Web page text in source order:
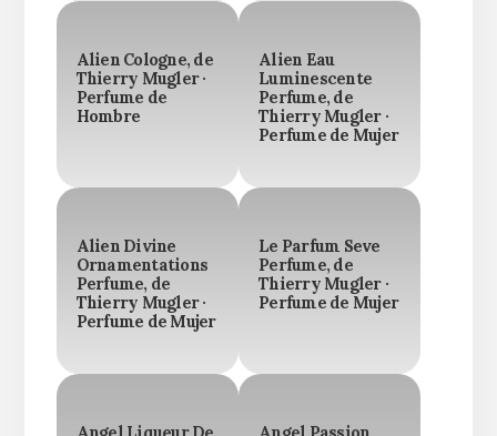
Alien Cologne, de
Thierry Mugler ·
Perfume de
Hombre
Alien Eau
Luminescente
Perfume, de
Thierry Mugler ·
Perfume de Mujer
Alien Divine
Ornamentations
Perfume, de
Thierry Mugler ·
Perfume de Mujer
Le Parfum Seve
Perfume, de
Thierry Mugler ·
Perfume de Mujer